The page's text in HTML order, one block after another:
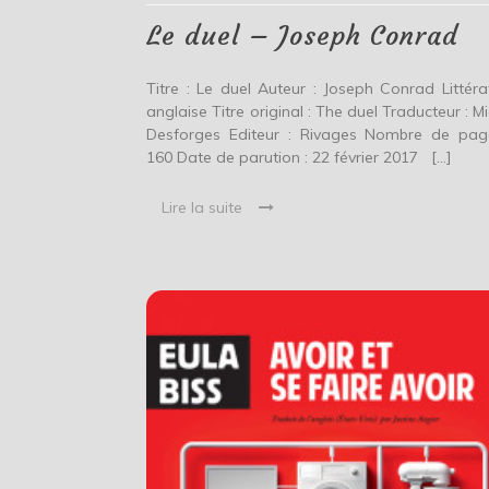
Le duel – Joseph Conrad
Titre : Le duel Auteur : Joseph Conrad
anglaise Titre original : The duel Traducteur :
Desforges Editeur : Rivages Nombre de
160 Date de parution : 22 février 2017 […]
Lire la suite